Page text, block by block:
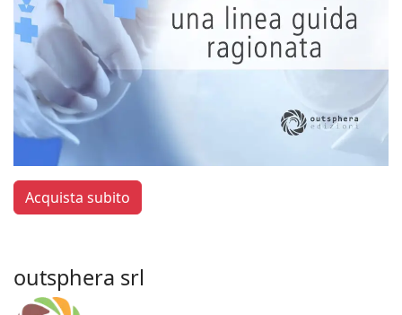
Acquista subito
outsphera srl